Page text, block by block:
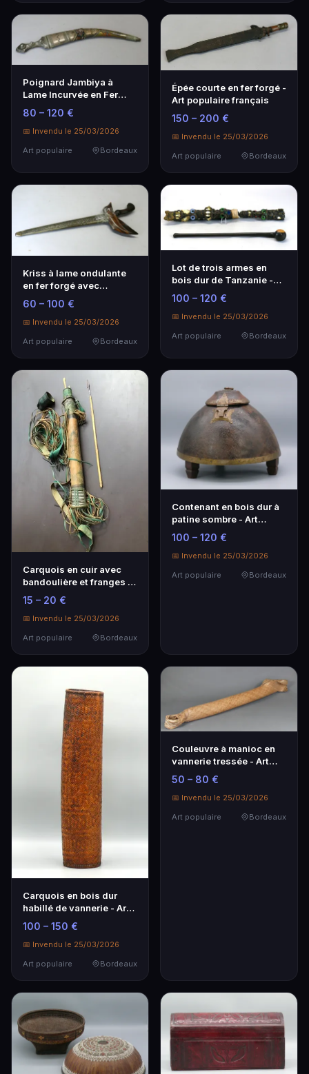
Poignard Jambiya à
Lame Incurvée en Fer
Forgé - Art Populaire
80 – 120 €
📅 Invendu le 25/03/2026
Art populaire
Bordeaux
Épée courte en fer forgé -
Art populaire français
150 – 200 €
📅 Invendu le 25/03/2026
Art populaire
Bordeaux
Kriss à lame ondulante
en fer forgé avec
incrustations de nickel
60 – 100 €
📅 Invendu le 25/03/2026
Art populaire
Bordeaux
Lot de trois armes en
bois dur de Tanzanie -
Art populaire
100 – 120 €
📅 Invendu le 25/03/2026
Art populaire
Bordeaux
Carquois en cuir avec
bandoulière et franges -
Art populaire
15 – 20 €
📅 Invendu le 25/03/2026
Art populaire
Bordeaux
Contenant en bois dur à
patine sombre - Art
populaire
100 – 120 €
📅 Invendu le 25/03/2026
Art populaire
Bordeaux
Carquois en bois dur
habillé de vannerie - Art
populaire
100 – 150 €
📅 Invendu le 25/03/2026
Art populaire
Bordeaux
Couleuvre à manioc en
vannerie tressée - Art
populaire français
50 – 80 €
📅 Invendu le 25/03/2026
Art populaire
Bordeaux